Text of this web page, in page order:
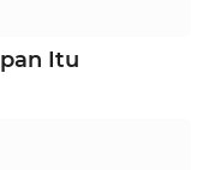
Itu